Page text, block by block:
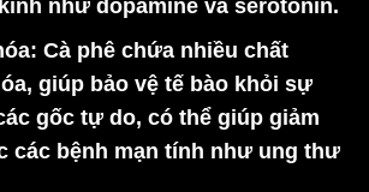
như dopamine và serotonin.
: Cà phê chứa nhiều chất
giúp bảo vệ tế bào khỏi sự
gốc tự do, có thể giúp giảm
các bệnh mạn tính như ung thư